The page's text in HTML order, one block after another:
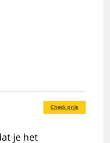
Check prijs
je het